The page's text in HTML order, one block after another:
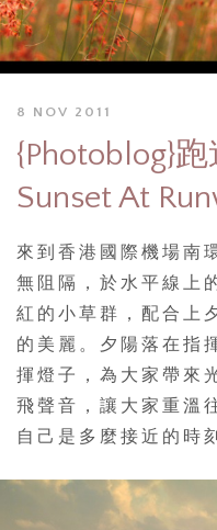
8 NOV 2011
{Photoblog}跑
Sunset At
來到香港國際機場南
無阻隔，於水平線上
紅的小草群，配合上
的美麗。夕陽落在指
揮燈子，為大家帶來
飛聲音，讓大家重溫
自己是多麼接近的時